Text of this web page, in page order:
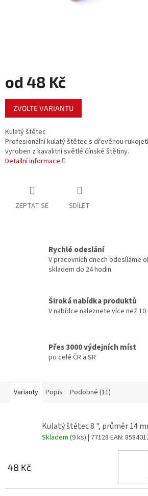
od 48 Kč
Měrná
cena:
ZVOLTE VARIANTU
Kulatý štětec
Profesionální kulatý štětec s dřevěnou
vyroben z kavalitní světlé čínské štětiny.
Detailní informace
ZEPTAT SE SDÍLET
Rychlé odeslání
V pracovních dnech odesíláme
skladem do 24 hodin
Široká nabídka produktů
V nabídce naleznete více než
Přes 3000 výdejních míst
po celé ČR a SR
Varianty Popis Podobné (11)
Kulatý štětec 8 ", průměr 14
Skladem (9 ks) | 77128 EAN:
48 Kč